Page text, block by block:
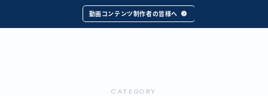
動画コンテンツ制作者の皆様へ
CATEGORY